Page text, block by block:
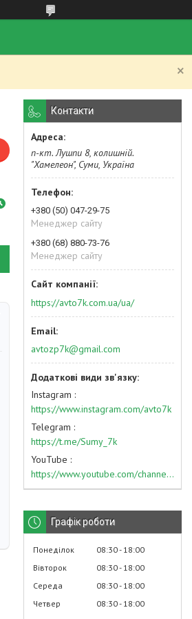
Контакти
п-кт. Лушпи 8, колишній.
"Хамелеон", Суми, Україна
+380 (50) 047-29-75
Менеджер сайту
+380 (68) 880-73-76
Менеджер сайту
https://avto7k.com.ua/ua/
avtozp7k@gmail.com
Instagram
https://www.instagram.com/avto7k
Telegram
https://t.me/Sumy_7k
YouTube
https://www.youtube.com/channel/UC574nvqqf5H_LzT4Va_GpQg?view_as=subscriber
Графік роботи
Понеділок 08:30 18:00
Вівторок
08:30 18:00
Середа
08:30 18:00
Четвер
08:30 18:00